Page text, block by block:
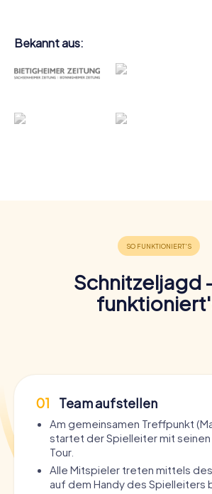
Bekannt aus:
Schnitzeljagd
01 Team aufstellen
Am gemeinsamen Treffpunkt
startet der Spielleiter mit
Tour.
Alle Mitspieler treten mittels
auf dem Handy des Spielleiters